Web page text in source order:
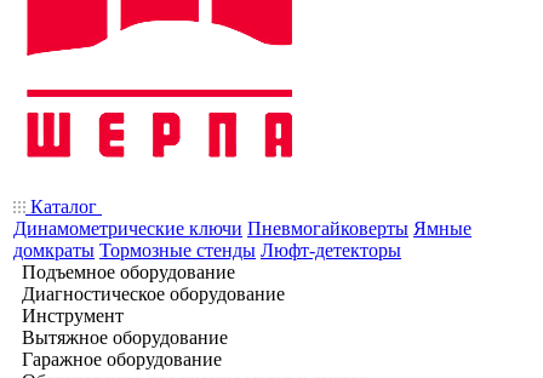
Каталог
Динамометрические ключи Пневмогайковерты Ямные
домкраты Тормозные стенды Люфт-детекторы
Подъемное оборудование
Диагностическое оборудование
Инструмент
Вытяжное оборудование
Гаражное оборудование